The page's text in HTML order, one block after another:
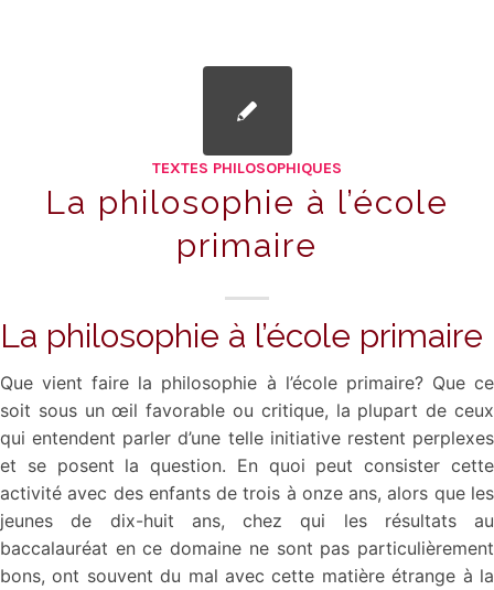
TEXTES PHILOSOPHIQUES
La philosophie à l’école
primaire
La philosophie à l’école primaire
Que vient faire la philosophie à l’école primaire? Que ce
soit sous un œil favorable ou critique, la plupart de ceux
qui entendent parler d’une telle initiative restent perplexes
et se posent la question. En quoi peut consister cette
activité avec des enfants de trois à onze ans, alors que les
jeunes de dix-huit ans, chez qui les résultats au
baccalauréat en ce domaine ne sont pas particulièrement
bons, ont souvent du mal avec cette matière étrange à la